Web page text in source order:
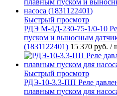
Быстрый просмотр
РДЭ М-4Д-230-75-1/0-10
пуском и выносным
(1831122401) 15 370 руб. /
Быстрый просмотр
РДЭ-10-3.3-ПП Реле
плавным пуском для